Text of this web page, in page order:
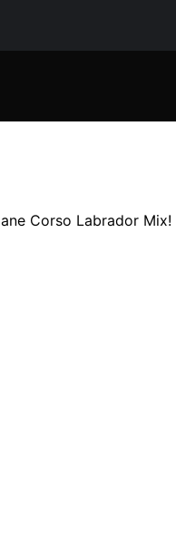
Corso Labrador Mix!